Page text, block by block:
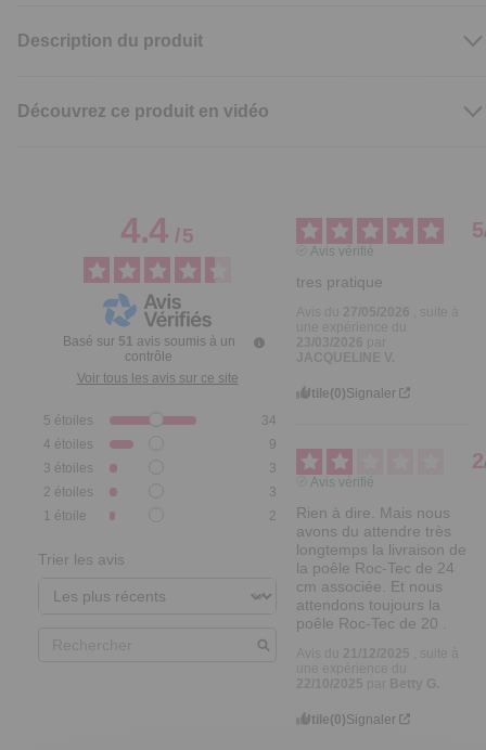
Description du produit
Découvrez ce produit en vidéo
4.4/5
Basé sur 51 avis soumis à un
contrôle
Voir tous les avis sur ce site
5 étoiles
34
4 étoiles
9
3 étoiles
3
2 étoiles
3
1 étoile 2
Trier les avis
5
Avis vérifié
tres pratique
Utile(0)Signaler
2
Avis vérifié
Rien à dire. Mais nous
avons du attendre très
longtemps la livraison de
la poêle Roc-Tec de 24
cm associée. Et nous
attendons toujours la
poêle Roc-Tec de 20 .
21/12/2025
22/10/2025
Betty G.
Utile(0)Signaler